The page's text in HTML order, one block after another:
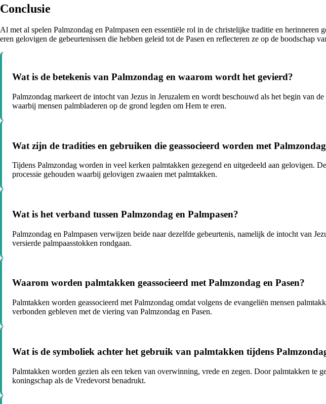
Conclusie
Al met al spelen Palmzondag en Palmpasen een essentiële rol in de christelijke traditie en
eren gelovigen de gebeurtenissen die hebben geleid tot de Pasen en reflecteren ze op de boodschap
Wat is de betekenis van Palmzondag en waarom wordt het gevierd?
Palmzondag markeert de intocht van Jezus in Jeruzalem en wordt beschouwd als het begin van
waarbij mensen palmbladeren op de grond legden om Hem te eren.
Wat zijn de tradities en gebruiken die geassocieerd worden met
Tijdens Palmzondag worden in veel kerken palmtakken gezegend en uitgedeeld aan gelovigen.
processie gehouden waarbij gelovigen zwaaien met palmtakken.
Wat is het verband tussen Palmzondag en Palmpasen?
Palmzondag en Palmpasen verwijzen beide naar dezelfde gebeurtenis, namelijk de intocht van
versierde palmpaasstokken rondgaan.
Waarom worden palmtakken geassocieerd met Palmzondag en Pasen?
Palmtakken worden geassocieerd met Palmzondag omdat volgens de evangeliën mensen
verbonden gebleven met de viering van Palmzondag en Pasen.
Wat is de symboliek achter het gebruik van palmtakken tijdens
Palmtakken worden gezien als een teken van overwinning, vrede en zegen. Door palmtakken te
koningschap als de Vredevorst benadrukt.